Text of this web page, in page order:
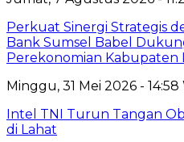
Perkuat Sinergi Strategis
Bank Sumsel Babel
Perekonomian Kabupaten
Minggu, 31 Mei 2026 - 14:58
Intel TNI Turun Tangan
di Lahat